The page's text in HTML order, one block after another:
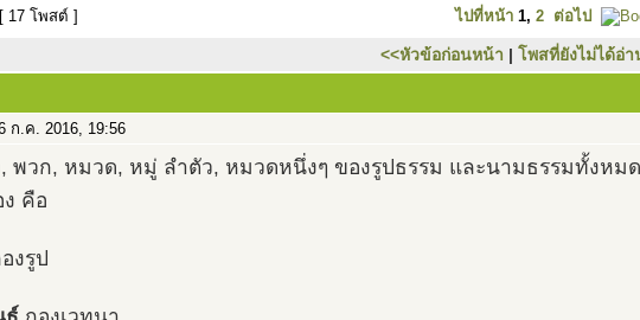
[ 17 โพสต์ ] ไปที่หน้า 1, 2 ต่อไป
<<หัวข้อก่อนหน้า | โพสที่ยังไม่ได้อ่า
ก.ค. 2016, 19:56
, พวก, หมวด, หมู่ ลำตัว, หมวดหนึ่งๆ ของรูปธรรม และนามธรรมทั้งหม
คือ
งรูป